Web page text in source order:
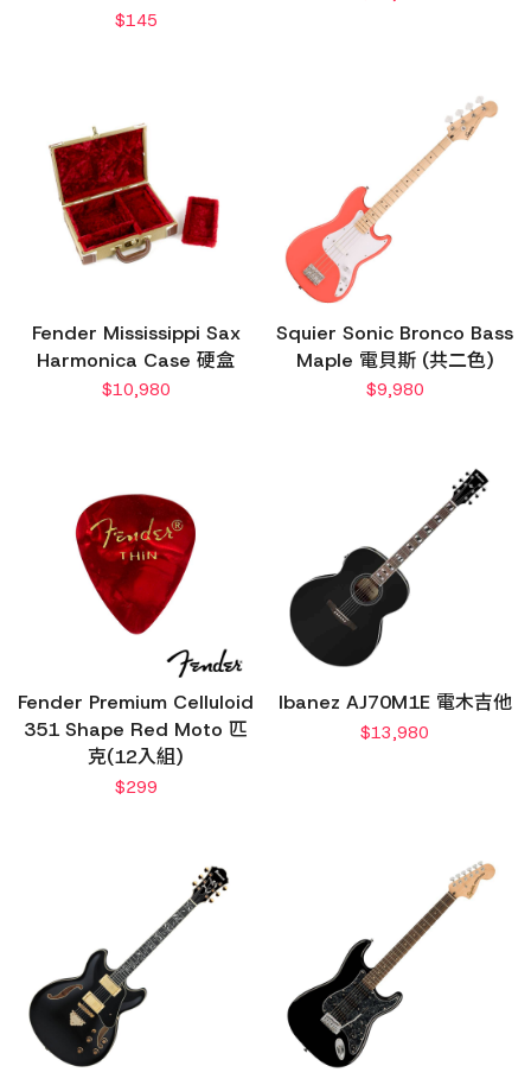
$145
Fender Mississippi Sax
Harmonica Case 硬盒
$10,980
Squier Sonic Bronco Bass
Maple 電貝斯 (共二色)
$9,980
Fender Premium Celluloid
351 Shape Red Moto 匹
克(12入組)
$299
Ibanez AJ70M1E 電木吉他
$13,980